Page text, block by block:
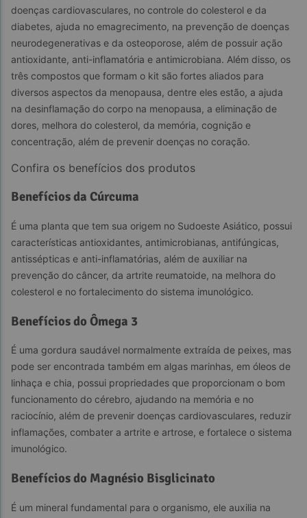
doenças cardiovasculares, no controle do colesterol e da
diabetes, ajuda no emagrecimento, na prevenção de doenças
neurodegenerativas e da osteoporose, além de possuir ação
antioxidante, anti-inflamatória e antimicrobiana. Além disso, os
três compostos que formam o kit são fortes aliados para
diversos aspectos da menopausa, dentre eles estão, a ajuda
na desinflamação do corpo na menopausa, a eliminação de
dores, melhora do colesterol, da memória, cognição e
concentração, além de prevenir doenças no coração.
Confira os benefícios dos produtos
Benefícios da Cúrcuma
É uma planta que tem sua origem no Sudoeste Asiático, possui
características antioxidantes, antimicrobianas, antifúngicas,
antissépticas e anti-inflamatórias, além de auxiliar na
prevenção do câncer, da artrite reumatoide, na melhora do
colesterol e no fortalecimento do sistema imunológico.
Benefícios do Ômega 3
É uma gordura saudável normalmente extraída de peixes, mas
pode ser encontrada também em algas marinhas, em óleos de
linhaça e chia, possui propriedades que proporcionam o bom
funcionamento do cérebro, ajudando na memória e no
raciocínio, além de prevenir doenças cardiovasculares, reduzir
inflamações, combater a artrite e artrose, e fortalece o sistema
imunológico.
Benefícios do Magnésio Bisglicinato
É um mineral fundamental para o organismo, ele auxilia na